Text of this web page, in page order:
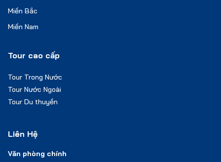
Miền Bắc
Miền Nam
Tour cao cấp
Tour Trong Nước
Tour Nước Ngoài
Tour Du thuyền
Liên Hệ
Văn phòng chính